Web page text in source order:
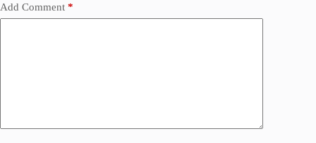
Add Comment *